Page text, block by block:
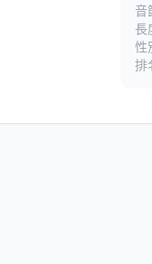
音
長
性
排